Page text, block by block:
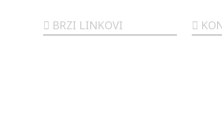
BRZI LINKOVI